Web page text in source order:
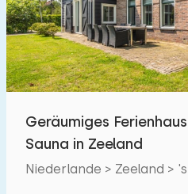
Schwimmbad
Eingezäunter Garten
Haustierfrei
Ladestation Auto
Geräumiges
Sauna in Zeeland
Niederlande > Zeeland >